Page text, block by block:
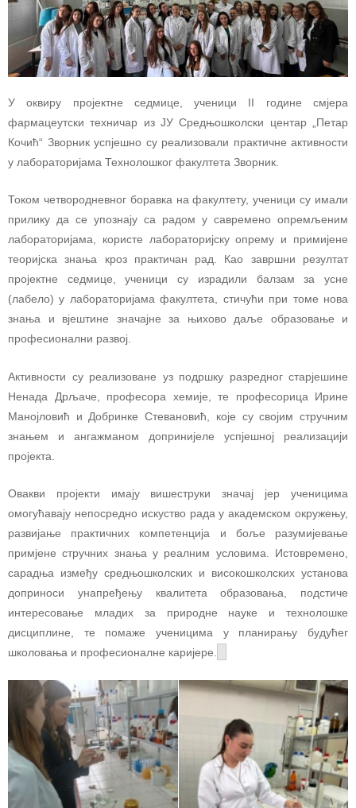
У оквиру пројектне седмице, ученици II године смјера
фармацеутски техничар из ЈУ Средњошколски центар „Петар
Кочић“ Зворник успјешно су реализовали практичне активности
у лабораторијама Технолошког факултета Зворник.
Током четвородневног боравка на факултету, ученици су имали
прилику да се упознају са радом у савремено опремљеним
лабораторијама, користе лабораторијску опрему и примијене
теоријска знања кроз практичан рад. Као завршни резултат
пројектне седмице, ученици су израдили балзам за усне
(лабело) у лабораторијама факултета, стичући при томе нова
знања и вјештине значајне за њихово даље образовање и
професионални развој.
Активности су реализоване уз подршку разредног старјешине
Ненада Дрљаче, професора хемије, те професорица Ирине
Манојловић и Добринке Стевановић, које су својим стручним
знањем и ангажманом допринијеле успјешној реализацији
пројекта.
Овакви пројекти имају вишеструки значај јер ученицима
омогућавају непосредно искуство рада у академском окружењу,
развијање практичних компетенција и боље разумијевање
примјене стручних знања у реалним условима. Истовремено,
сарадња између средњошколских и високошколских установа
доприноси унапређењу квалитета образовања, подстиче
интересовање младих за природне науке и технолошке
дисциплине, те помаже ученицима у планирању будућег
школовања и професионалне каријере.